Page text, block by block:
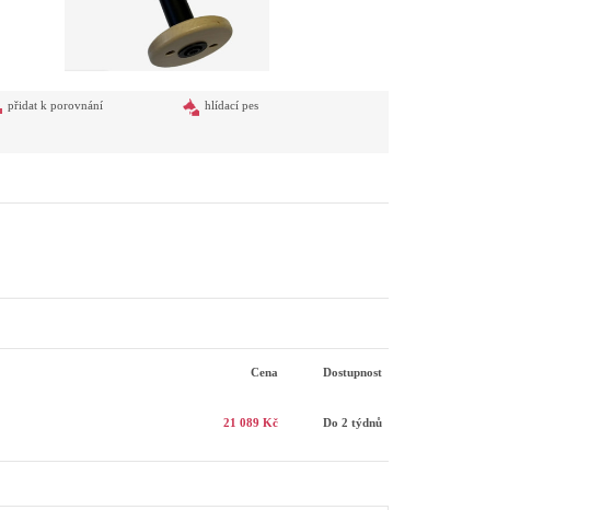
přidat k porovnání hlídací pes
Cena Dostupnost
21 089 Kč Do 2 týdnů